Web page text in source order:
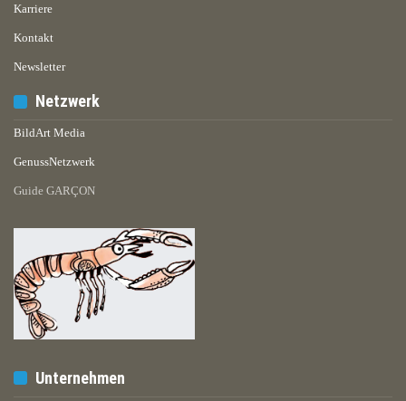
Karriere
Kontakt
Newsletter
Netzwerk
BildArt Media
GenussNetzwerk
Guide GARÇON
Unternehmen